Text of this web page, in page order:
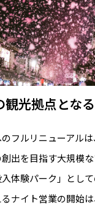
観光拠点とな
のフルリニューアル
出を目指す大規模な
体験パーク」とし
ナイト営業の開始